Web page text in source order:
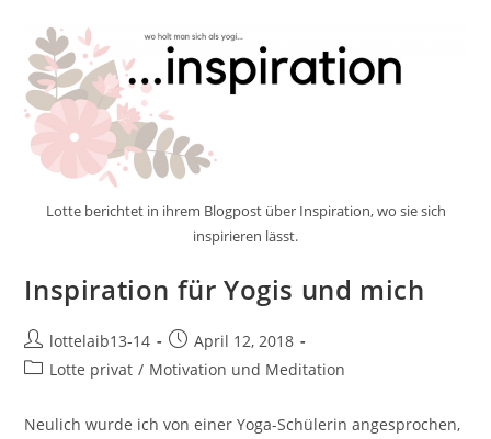
Für
Deine
Session
Lotte berichtet in ihrem Blogpost über Inspiration, wo sie sich
inspirieren lässt.
Inspiration für Yogis und mich
Beitrags-
Autor:
lottelaib13-14
Beitrag
veröffentlicht:
April 12, 2018
Beitrags-
Lotte privat / Motivation und Meditation
Neulich wurde ich von einer Yoga-Schülerin angesprochen,